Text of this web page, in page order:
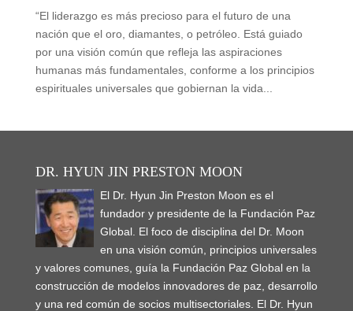
“El liderazgo es más precioso para el futuro de una
nación que el oro, diamantes, o petróleo. Está guiado
por una visión común que refleja las aspiraciones
humanas más fundamentales, conforme a los principios
espirituales universales que gobiernan la vida...
DR. HYUN JIN PRESTON MOON
El Dr. Hyun Jin Preston Moon es el
fundador y presidente de la Fundación Paz
Global. El foco de disciplina del Dr. Moon
en una visión común, principios universales
y valores comunes, guía la Fundación Paz Global en la
construcción de modelos innovadores de paz, desarrollo
y una red común de socios multisectoriales. El Dr. Hyun